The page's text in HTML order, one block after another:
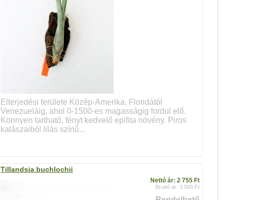
Elterjedési területe Közép-Amerika, Floridától
Venezueláig, ahol 0-1500-es magasságig fordul elő.
Könnyen tartható, fényt kedvelő epifita növény. Piros
kalászaiból lilás színű...
Tillandsia buchlochii
Nettó ár: 2 755 Ft
Bruttó ár: 3 500 Ft